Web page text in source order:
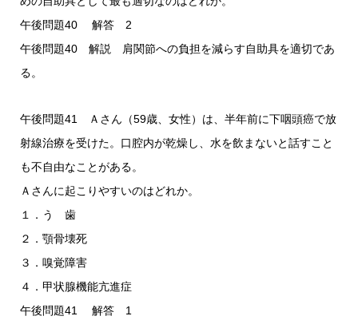
午後問題40 解答 2
午後問題40 解説 肩関節への負担を減らす自助具を適切であ
る。
午後問題41 Ａさん（59歳、女性）は、半年前に下咽頭癌で放
射線治療を受けた。口腔内が乾燥し、水を飲まないと話すこと
も不自由なことがある。
Ａさんに起こりやすいのはどれか。
１．う 歯
２．顎骨壊死
３．嗅覚障害
４．甲状腺機能亢進症
午後問題41 解答 1